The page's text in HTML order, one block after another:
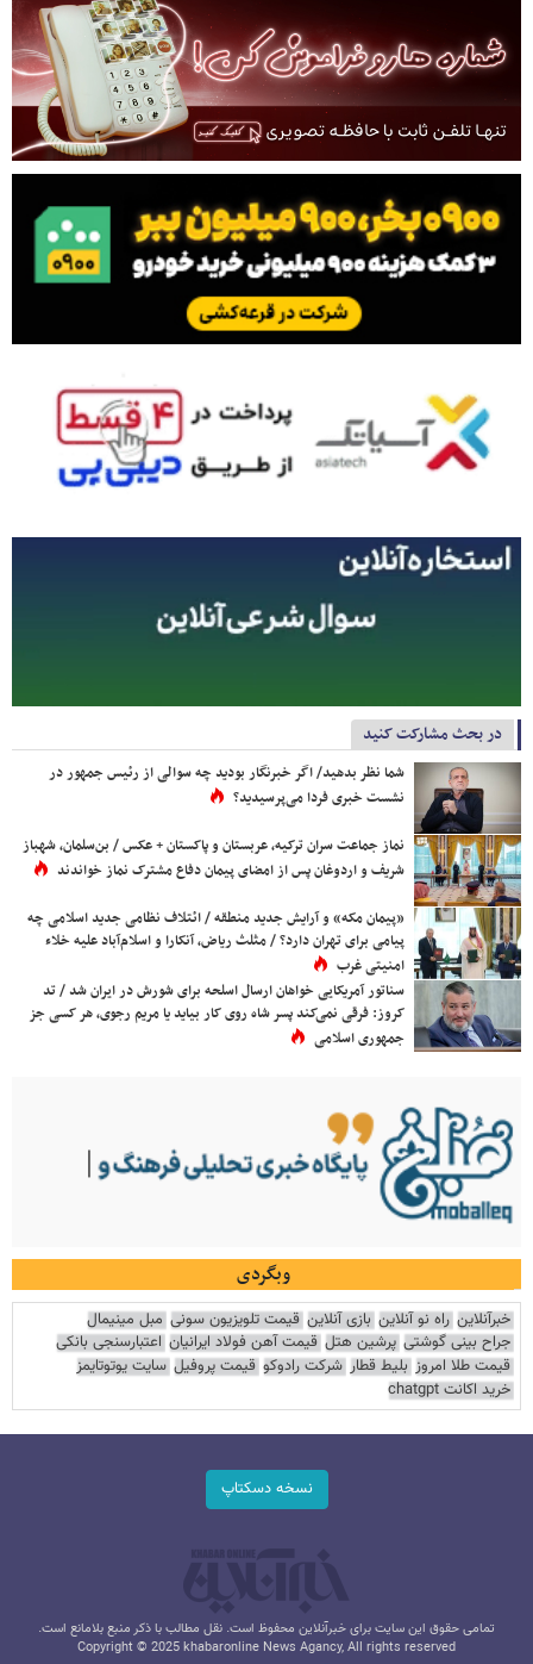
در بحث مشارکت کنید
شما نظر بدهید/ اگر خبرنگار بودید چه سوالی از رئیس جمهور در
نشست خبری فردا می‌پرسیدید؟
نماز جماعت سران ترکیه، عربستان و پاکستان + عکس / بن‌سلمان، شهباز
شریف و اردوغان پس از امضای پیمان دفاع مشترک نماز خواندند
«پیمان مکه» و آرایش جدید منطقه / ائتلاف نظامی جدید اسلامی چه
پیامی برای تهران دارد؟ / مثلث ریاض، آنکارا و اسلام‌آباد علیه خلاء
امنیتی غرب
سناتور آمریکایی خواهان ارسال اسلحه برای شورش در ایران شد / تد
کروز: فرقی نمی‌کند پسر شاه روی کار بیاید یا مریم رجوی، هر کسی جز
جمهوری اسلامی
وبگردی
خبرآنلاین راه نو آنلاین بازی آنلاین قیمت تلویزیون سونی مبل مینیمال
جراح بینی گوشتی پرشین هتل قیمت آهن فولاد ایرانیان اعتبارسنجی بانکی
قیمت طلا امروز بلیط قطار شرکت رادوکو قیمت پروفیل سایت یوتوتایمز
خرید اکانت chatgpt
نسخه دسکتاپ
تمامی حقوق این سایت برای خبرآنلاین محفوظ است. نقل مطالب با ذکر منبع بلامانع است.
Copyright © 2025 khabaronline News Agancy, All rights reserved